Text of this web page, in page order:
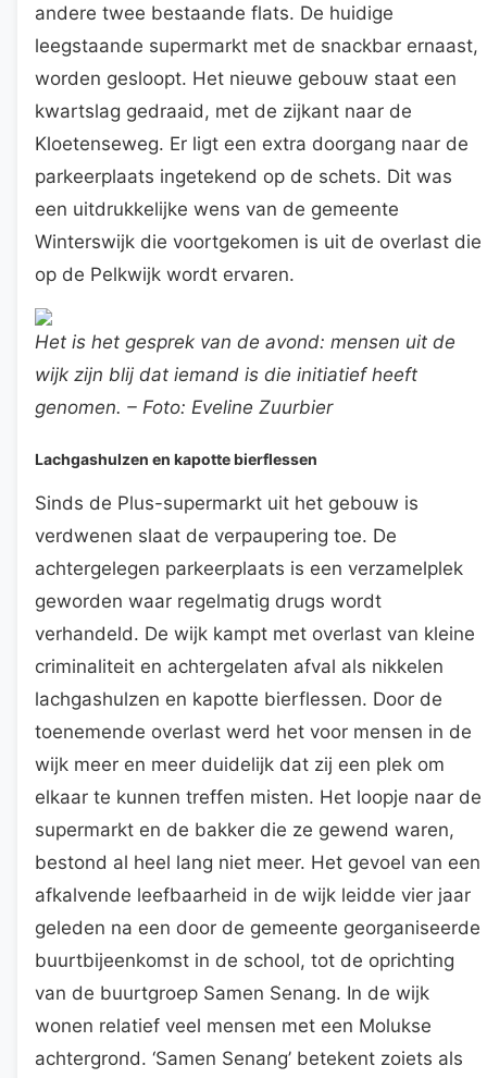
andere twee bestaande flats. De huidige
leegstaande supermarkt met de snackbar ernaast,
worden gesloopt. Het nieuwe gebouw staat een
kwartslag gedraaid, met de zijkant naar de
Kloetenseweg. Er ligt een extra doorgang naar de
parkeerplaats ingetekend op de schets. Dit was
een uitdrukkelijke wens van de gemeente
Winterswijk die voortgekomen is uit de overlast die
op de Pelkwijk wordt ervaren.
Het is het gesprek van de avond: mensen uit de
wijk zijn blij dat iemand is die initiatief heeft
genomen. – Foto: Eveline Zuurbier
Lachgashulzen en kapotte bierflessen
Sinds de Plus-supermarkt uit het gebouw is
verdwenen slaat de verpaupering toe. De
achtergelegen parkeerplaats is een verzamelplek
geworden waar regelmatig drugs wordt
verhandeld. De wijk kampt met overlast van kleine
criminaliteit en achtergelaten afval als nikkelen
lachgashulzen en kapotte bierflessen. Door de
toenemende overlast werd het voor mensen in de
wijk meer en meer duidelijk dat zij een plek om
elkaar te kunnen treffen misten. Het loopje naar de
supermarkt en de bakker die ze gewend waren,
bestond al heel lang niet meer. Het gevoel van een
afkalvende leefbaarheid in de wijk leidde vier jaar
geleden na een door de gemeente georganiseerde
buurtbijeenkomst in de school, tot de oprichting
van de buurtgroep Samen Senang. In de wijk
wonen relatief veel mensen met een Molukse
achtergrond. ‘Samen Senang’ betekent zoiets als